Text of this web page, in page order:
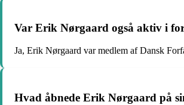
Var Erik Nørgaard også aktiv i
Ja, Erik Nørgaard var medlem af Dansk
Hvad åbnede Erik Nørgaard på